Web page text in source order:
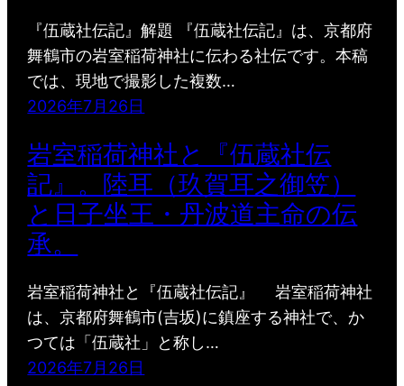
『伍蔵社伝記』解題 『伍蔵社伝記』は、京都府
舞鶴市の岩室稲荷神社に伝わる社伝です。本稿
では、現地で撮影した複数…
2026年7月26日
岩室稲荷神社と『伍蔵社伝
記』。陸耳（玖賀耳之御笠）
と日子坐王・丹波道主命の伝
承。
岩室稲荷神社と『伍蔵社伝記』 岩室稲荷神社
は、京都府舞鶴市(吉坂)に鎮座する神社で、か
つては「伍蔵社」と称し…
2026年7月26日